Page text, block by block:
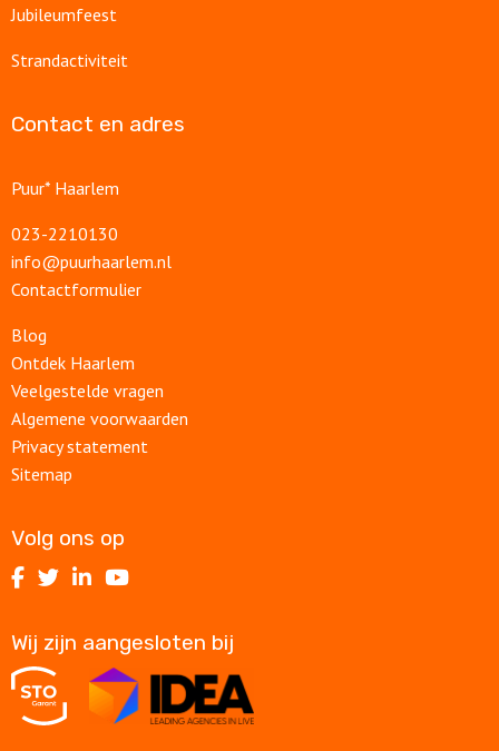
Jubileumfeest
Strandactiviteit
Contact en adres
Puur* Haarlem
023-2210130
info@puurhaarlem.nl
Contactformulier
Blog
Ontdek Haarlem
Veelgestelde vragen
Algemene voorwaarden
Privacy statement
Sitemap
Volg ons op
Volg
op
Facebook
Volg
op
Twitter
Volg
op
LinkedIn
Volg
op
Youtube
Wij zijn aangesloten bij